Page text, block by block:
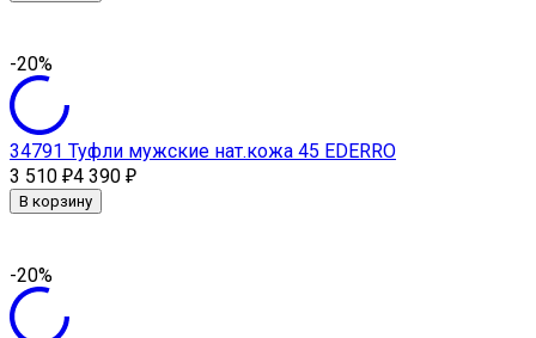
-20%
34791 Туфли мужские нат.кожа 45 EDERRO
3 510 ₽4 390 ₽
В корзину
-20%